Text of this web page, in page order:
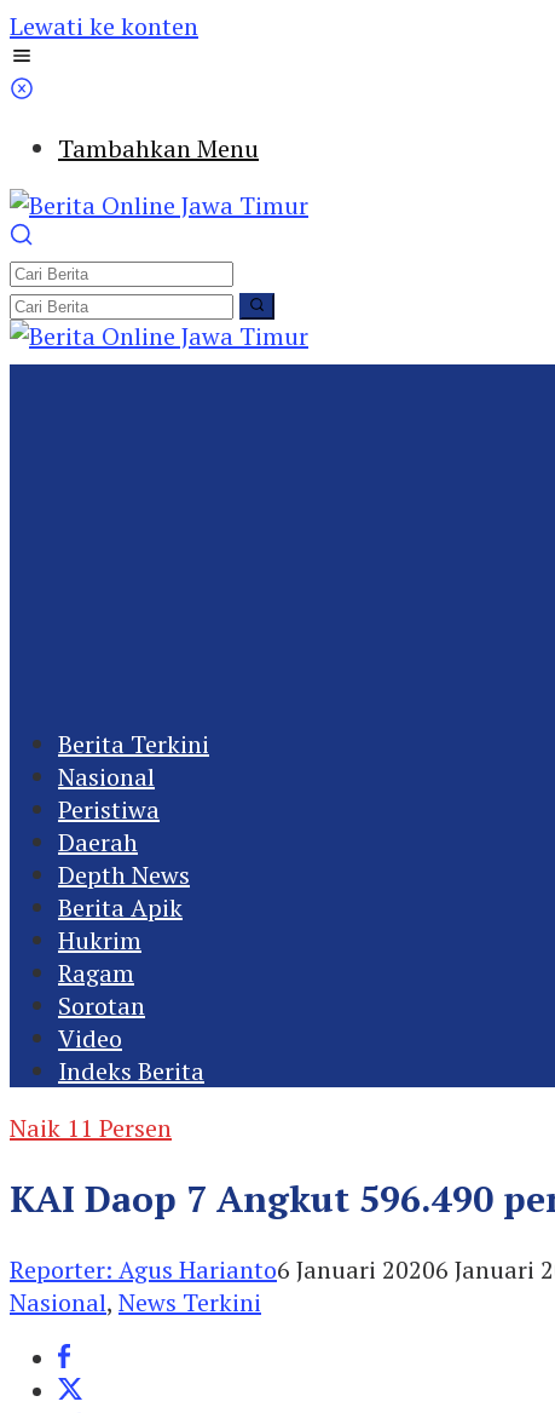
Lewati ke konten
Tambahkan Menu
Berita Terkini
Nasional
Peristiwa
Daerah
Depth News
Berita Apik
Hukrim
Ragam
Sorotan
Video
Indeks Berita
Naik 11 Persen
KAI Daop 7 Angkut 596.490
Reporter: Agus Harianto6 Januari 20206 Januari
Nasional, News Terkini